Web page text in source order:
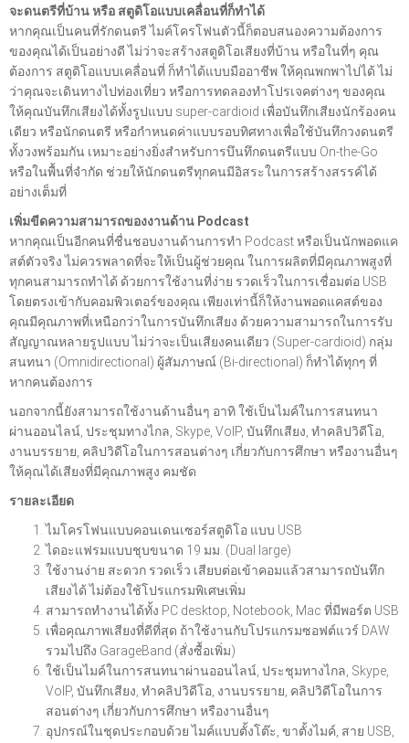
จะดนตรีที่บ้าน หรือ สตูดิโอแบบเคลื่อนที่ก็ทำได้
หากคุณเป็นคนที่รักดนตรี ไมค์โครโฟนตัวนี้ก็ตอบสนองความต้องการ
ของคุณได้เป็นอย่างดี ไม่ว่าจะสร้างสตูดิโอเสียงที่บ้าน หรือในที่ๆ คุณ
ต้องการ สตูดิโอแบบเคลื่อนที่ ก็ทำได้แบบมืออาชีพ ให้คุณพกพาไปได้ ไม่
ว่าคุณจะเดินทางไปท่องเที่ยว หรือการทดลองทำโปรเจคต่างๆ ของคุณ
ให้คุณบันทึกเสียงได้ทั้งรูปแบบ super-cardioid เพื่อบันทึกเสียงนักร้องคน
เดียว หรือนักดนตรี หรือกำหนดค่าแบบรอบทิศทางเพื่อใช้บันทึกวงดนตรี
ทั้งวงพร้อมกัน เหมาะอย่างยิ่งสำหรับการบึนทึกดนตรีแบบ On-the-Go
หรือในพื้นที่จำกัด ช่วยให้นักดนตรีทุกคนมีอิสระในการสร้างสรรค์ได้
อย่างเต็มที่
เพิ่มขีดความสามารถของงานด้าน Podcast
หากคุณเป็นอีกคนที่ชื่นชอบงานด้านการทำ Podcast หรือเป็นนักพอดแค
สต์ตัวจริง ไม่ควรพลาดที่จะให้เป็นผู้ช่วยคุณ ในการผลิตที่มีคุณภาพสูงที่
ทุกคนสามารถทำได้ ด้วยการใช้งานที่ง่าย รวดเร็วในการเชื่อมต่อ USB
โดยตรงเข้ากับคอมพิวเตอร์ของคุณ เพียงเท่านี้ก็ให้งานพอดแคสต์ของ
คุณมีคุณภาพที่เหนือกว่าในการบันทึกเสียง ด้วยความสามารถในการรับ
สัญญาณหลายรูปแบบ ไม่ว่าจะเป็นเสียงคนเดียว (Super-cardioid) กลุ่ม
สนทนา (Omnidirectional) ผู้สัมภาษณ์ (Bi-directional) ก็ทำได้ทุกๆ ที่
หากคนต้องการ
นอกจากนี้ยังสามารถใช้งานด้านอื่นๆ อาทิ ใช้เป็นไมค์ในการสนทนา
ผ่านออนไลน์, ประชุมทางไกล, Skype, VoIP, บันทึกเสียง, ทำคลิปวิดีโอ,
งานบรรยาย, คลิปวิดีโอในการสอนต่างๆ เกี่ยวกับการศึกษา หรืองานอื่นๆ
ให้คุณได้เสียงที่มีคุณภาพสูง คมชัด
รายละเอียด
ไมโครโฟนแบบคอนเดนเซอร์สตูดิโอ แบบ USB
ไดอะแฟรมแบบชุบขนาด 19 มม. (Dual large)
ใช้งานง่าย สะดวก รวดเร็ว เสียบต่อเข้าคอมแล้วสามารถบันทึก
เสียงได้ ไม่ต้องใช้โปรแกรมพิเศษเพิ่ม
สามารถทำงานได้ทั้ง PC desktop, Notebook, Mac ที่มีพอร์ต USB
เพื่อคุณภาพเสียงที่ดีที่สุด ถ้าใช้งานกับโปรแกรมซอฟต์แวร์ DAW
รวมไปถึง GarageBand (สั่งซื้อเพิ่ม)
ใช้เป็นไมค์ในการสนทนาผ่านออนไลน์, ประชุมทางไกล, Skype,
VoIP, บันทึกเสียง, ทำคลิปวิดีโอ, งานบรรยาย, คลิปวิดีโอในการ
สอนต่างๆ เกี่ยวกับการศึกษา หรืองานอื่นๆ
อุปกรณ์ในชุดประกอบด้วย ไมค์แบบตั้งโต๊ะ, ขาตั้งไมค์, สาย USB,